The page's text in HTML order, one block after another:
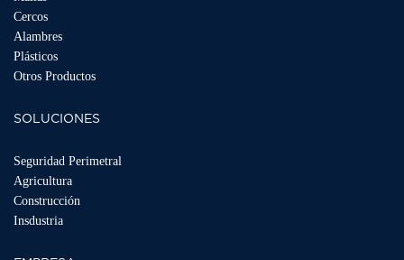
Cercos
Alambres
Plásticos
Otros Productos
SOLUCIONES
Seguridad Perimetral
Agricultura
Construcción
Insdustria